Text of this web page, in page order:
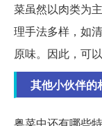
菜虽然以肉类为
理手法多样，如
原味。因此，可
其他小伙伴的